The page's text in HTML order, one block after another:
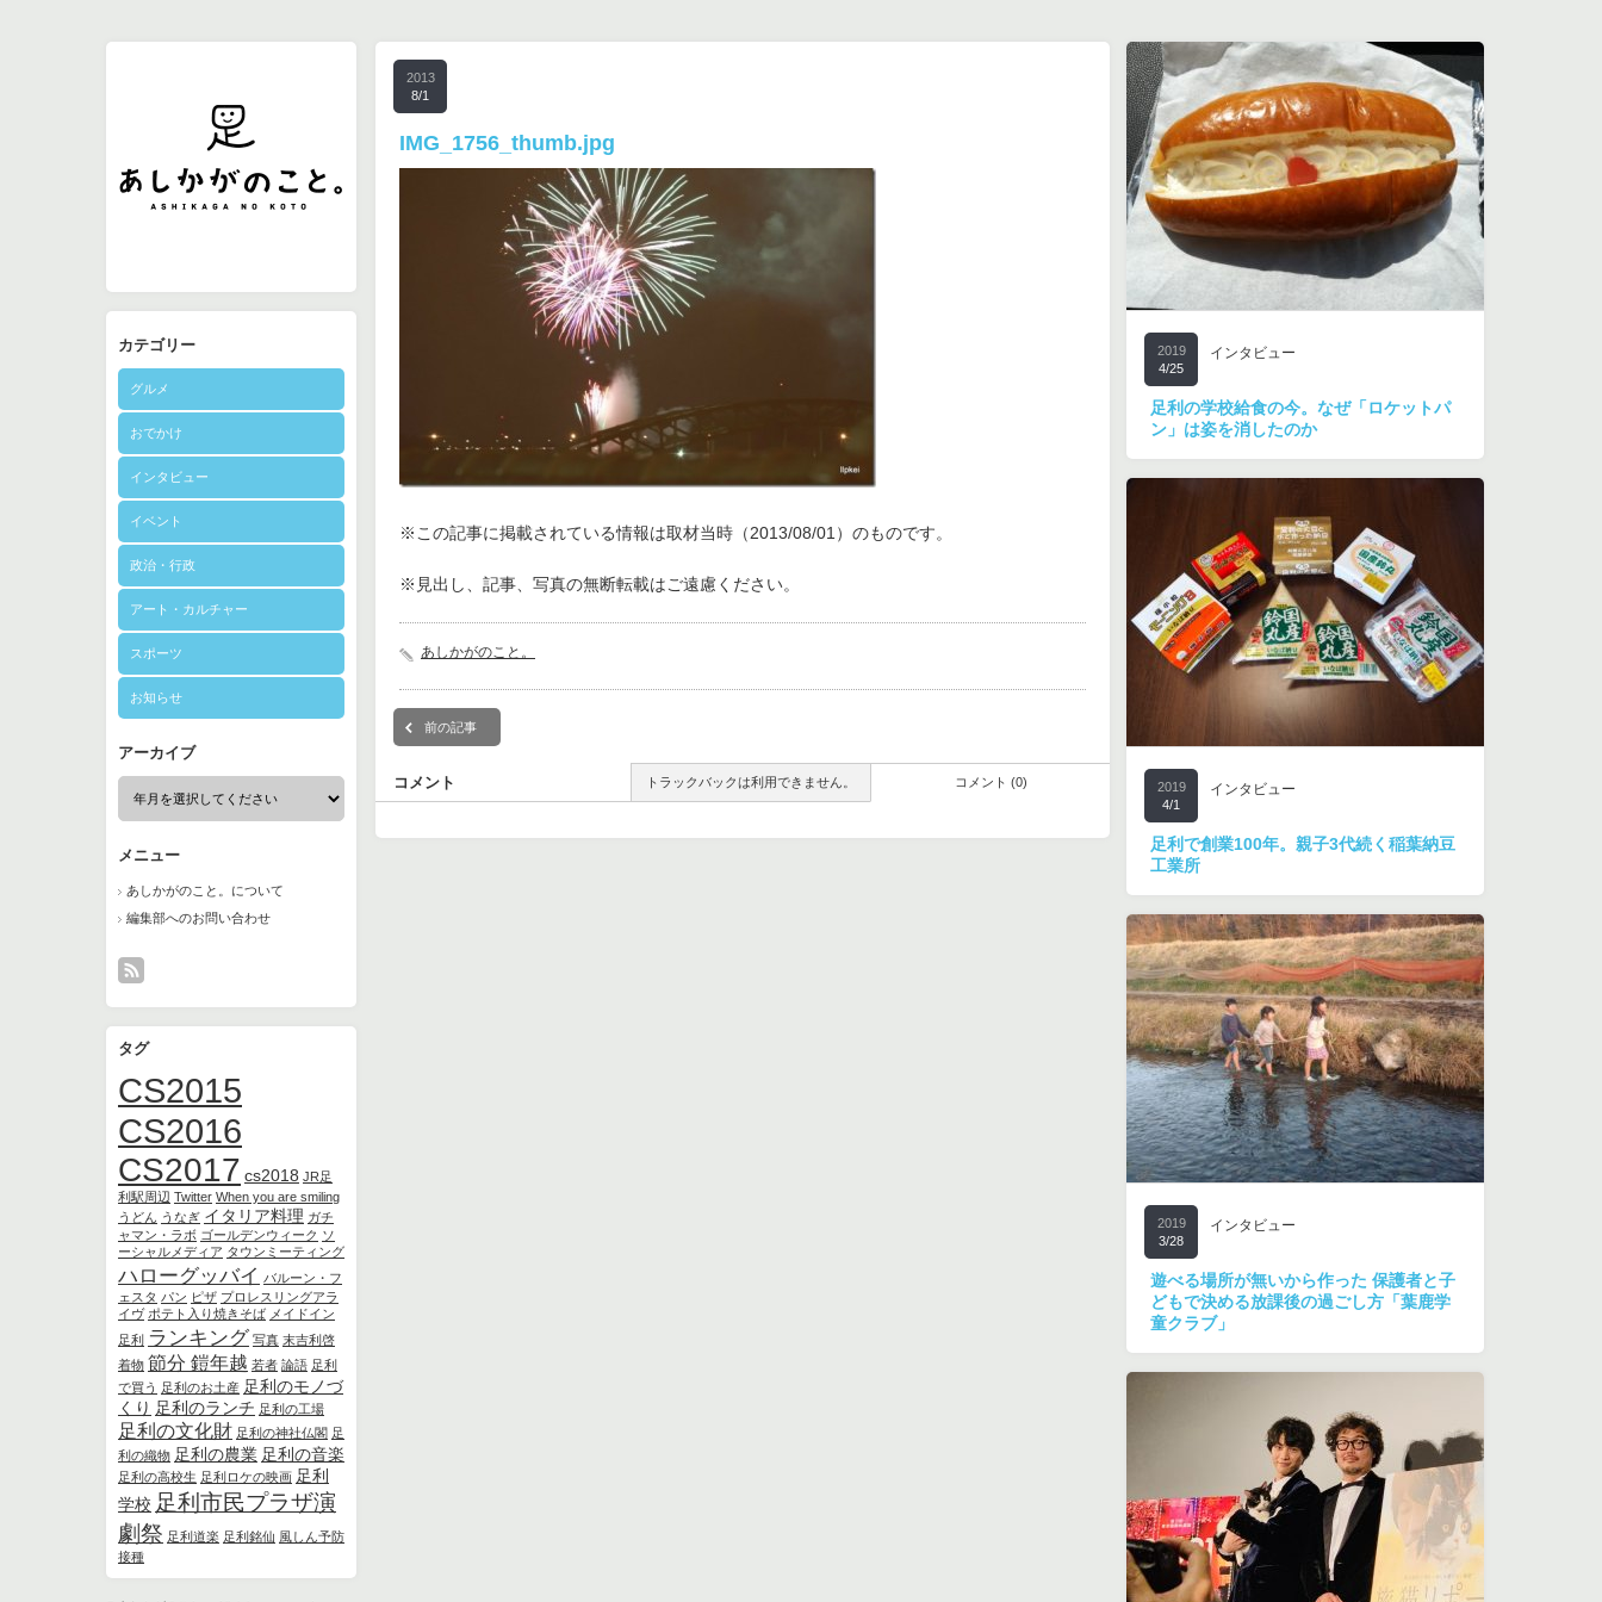
カテゴリー
グルメ
おでかけ
インタビュー
イベント
政治・行政
アート・カルチャー
スポーツ
お知らせ
アーカイブ
メニュー
あしかがのこと。について
編集部へのお問い合わせ
タグ
CS2015
CS2016
CS2017 cs2018 JR足
利駅周辺 Twitter When you are smiling
うどん うなぎ イタリア料理 ガチ
ャマン・ラボ ゴールデンウィーク ソ
ーシャルメディア タウンミーティング
ハローグッバイ バルーン・フ
ェスタ パン ピザ プロレスリングアラ
イヴ ポテト入り焼きそば メイドイン
足利 ランキング 写真 末吉利啓
着物 節分 鎧年越 若者 論語 足利
で買う 足利のお土産 足利のモノづ
くり 足利のランチ 足利の工場
足利の文化財 足利の神社仏閣 足
利の織物 足利の農業 足利の音楽
足利の高校生 足利ロケの映画 足利
学校 足利市民プラザ演
劇祭 足利道楽 足利銘仙 風しん予防
接種
2013
8/1
IMG_1756_thumb.jpg
※この記事に掲載されている情報は取材当時（2013/08/01）のものです。
※見出し、記事、写真の無断転載はご遠慮ください。
あしかがのこと。
前の記事
コメント トラックバックは利用できません。 コメント (0)
2019
4/25
インタビュー
足利の学校給食の今。なぜ「ロケットパ
ン」は姿を消したのか
2019
4/1
インタビュー
足利で創業100年。親子3代続く稲葉納豆
工業所
2019
3/28
インタビュー
遊べる場所が無いから作った 保護者と子
どもで決める放課後の過ごし方「葉鹿学
童クラブ」